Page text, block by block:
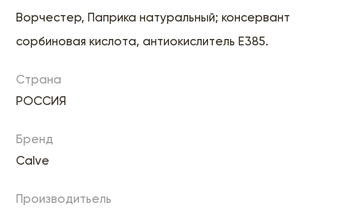
Ворчестер, Паприка натуральный; консервант
сорбиновая кислота, антиокислитель Е385.
Страна
РОССИЯ
Бренд
Calve
Производитьель